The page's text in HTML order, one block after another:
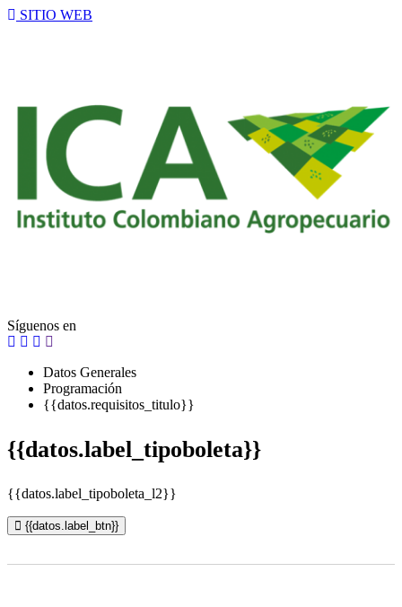
SITIO WEB
Síguenos en
Datos Generales
Programación
{{datos.requisitos_titulo}}
{{datos.label_tipoboleta}}
{{datos.label_tipoboleta_l2}}
{{datos.label_btn}}